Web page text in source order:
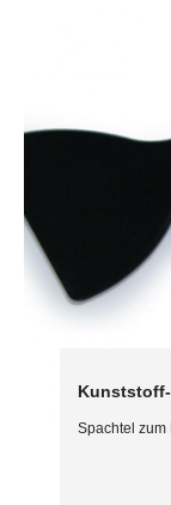
Spachtel